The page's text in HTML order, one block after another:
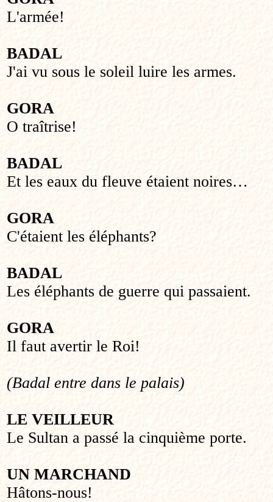
L'armée!
BADAL
J'ai vu sous le soleil luire les armes.
GORA
O traîtrise!
BADAL
Et les eaux du fleuve étaient noires…
GORA
C'étaient les éléphants?
BADAL
Les éléphants de guerre qui passaient.
GORA
Il faut avertir le Roi!
(Badal entre dans le palais)
LE VEILLEUR
Le Sultan a passé la cinquième porte.
UN MARCHAND
Hâtons-nous!